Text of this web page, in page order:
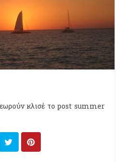
κλισέ το post summer